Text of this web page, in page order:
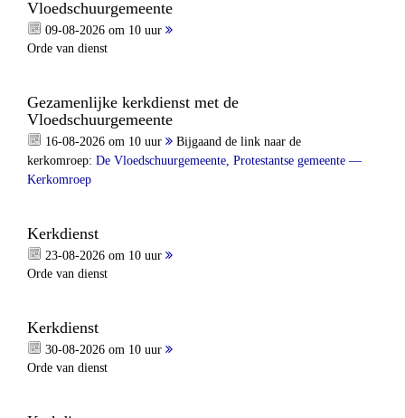
Vloedschuurgemeente
09-08-2026 om 10 uur
Orde van dienst
Gezamenlijke kerkdienst met de
Vloedschuurgemeente
16-08-2026 om 10 uur
Bijgaand de link naar de
kerkomroep: De Vloedschuurgemeente, Protestantse gemeente —
Kerkomroep
Kerkdienst
23-08-2026 om 10 uur
Orde van dienst
Kerkdienst
30-08-2026 om 10 uur
Orde van dienst